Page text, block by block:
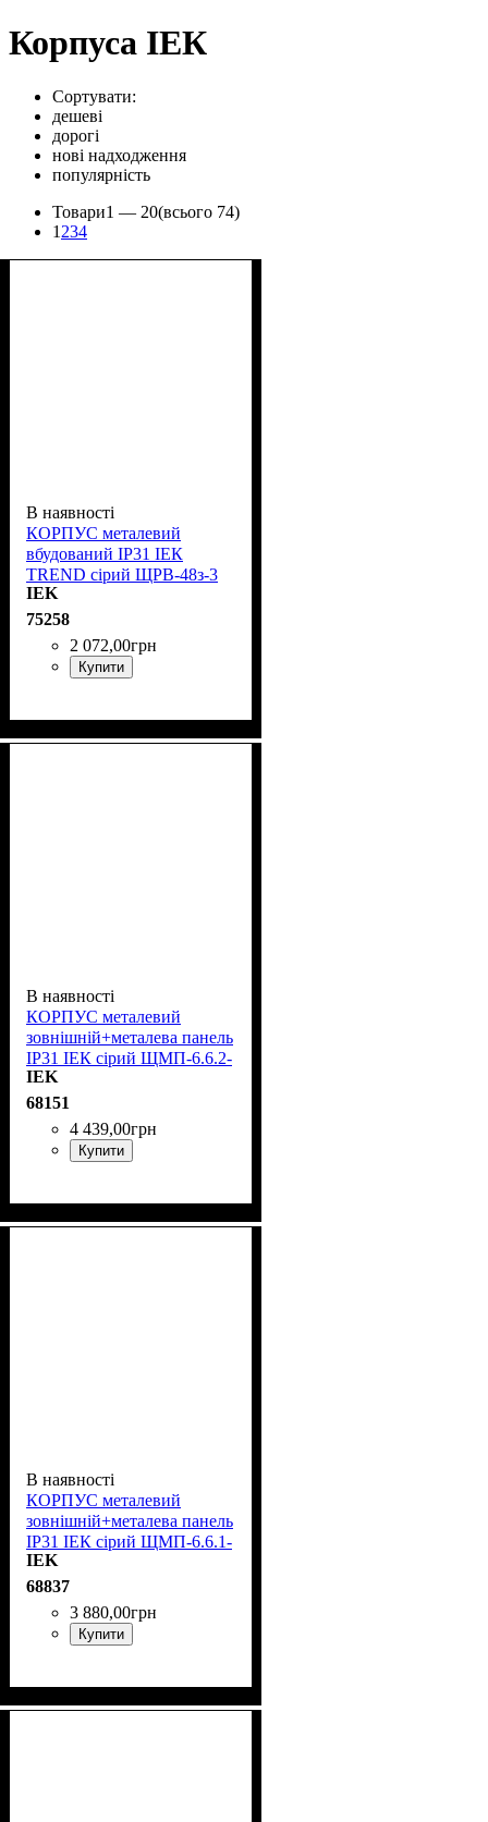
Корпуса ІЕК
Сортувати:
дешеві
дорогі
нові надходження
популярність
Товари1 — 20(всього 74)
1 234
В наявності
КОРПУС металевий
вбудований IP31 ІЕК
TREND сірий ЩРВ-48з-3
36 УХЛЗ MKM14-V-48-30-
T
IEK
75258
2 072,00грн
Купити
В наявності
КОРПУС металевий
зовнішній+металева панель
IP31 ІЕК сірий ЩМП-6.6.2-
0 36 УХЛЗ YKM40-662-31
IEK
68151
4 439,00грн
Купити
В наявності
КОРПУС металевий
зовнішній+металева панель
IP31 ІЕК сірий ЩМП-6.6.1-
0 36 УХЛЗ YKM40-661-31
IEK
68837
3 880,00грн
Купити